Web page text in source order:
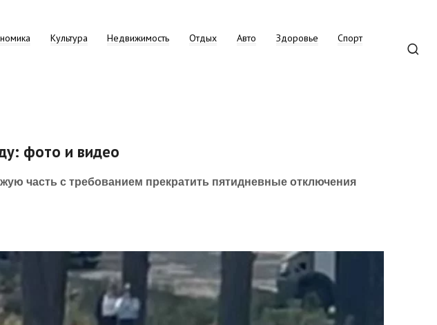
Культура Недвижимость Отдых Авто Здоровье
Спорт
фото и видео
часть с требованием прекратить пятидневные отключения